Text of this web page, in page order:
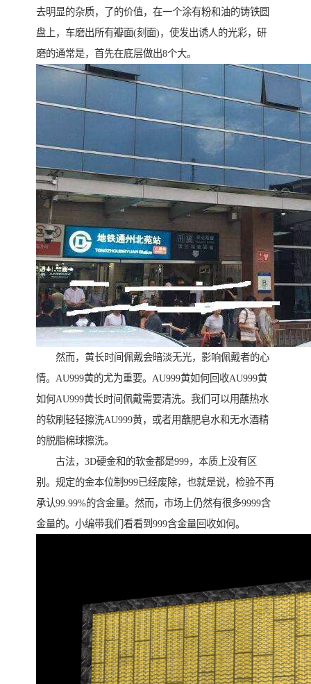
去明显的杂质，了的价值，在一个涂有粉和油的铸铁圆
盘上，车磨出所有瓣面(刻面)，使发出诱人的光彩，研
磨的通常是，首先在底层做出8个大。
然而，黄长时间佩戴会暗淡无光，影响佩戴者的心
情。AU999黄的尤为重要。AU999黄如何回收AU999黄
如何AU999黄长时间佩戴需要清洗。我们可以用蘸热水
的软刷轻轻擦洗AU999黄，或者用蘸肥皂水和无水酒精
的脱脂棉球擦洗。
古法，3D硬金和的软金都是999，本质上没有区
别。规定的金本位制999已经废除，也就是说，检验不再
承认99.99%的含金量。然而，市场上仍然有很多9999含
金量的。小编带我们看看到999含金量回收如何。